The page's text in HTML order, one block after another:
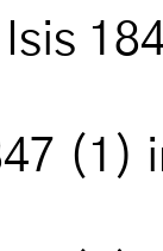
Isis
(1)